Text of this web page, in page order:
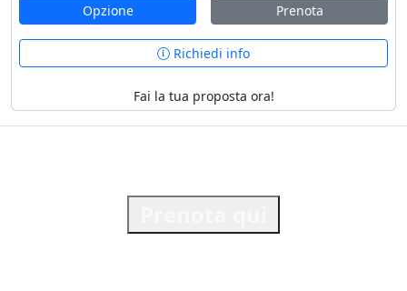
Opzione Prenota
Richiedi info
Fai la tua proposta ora!